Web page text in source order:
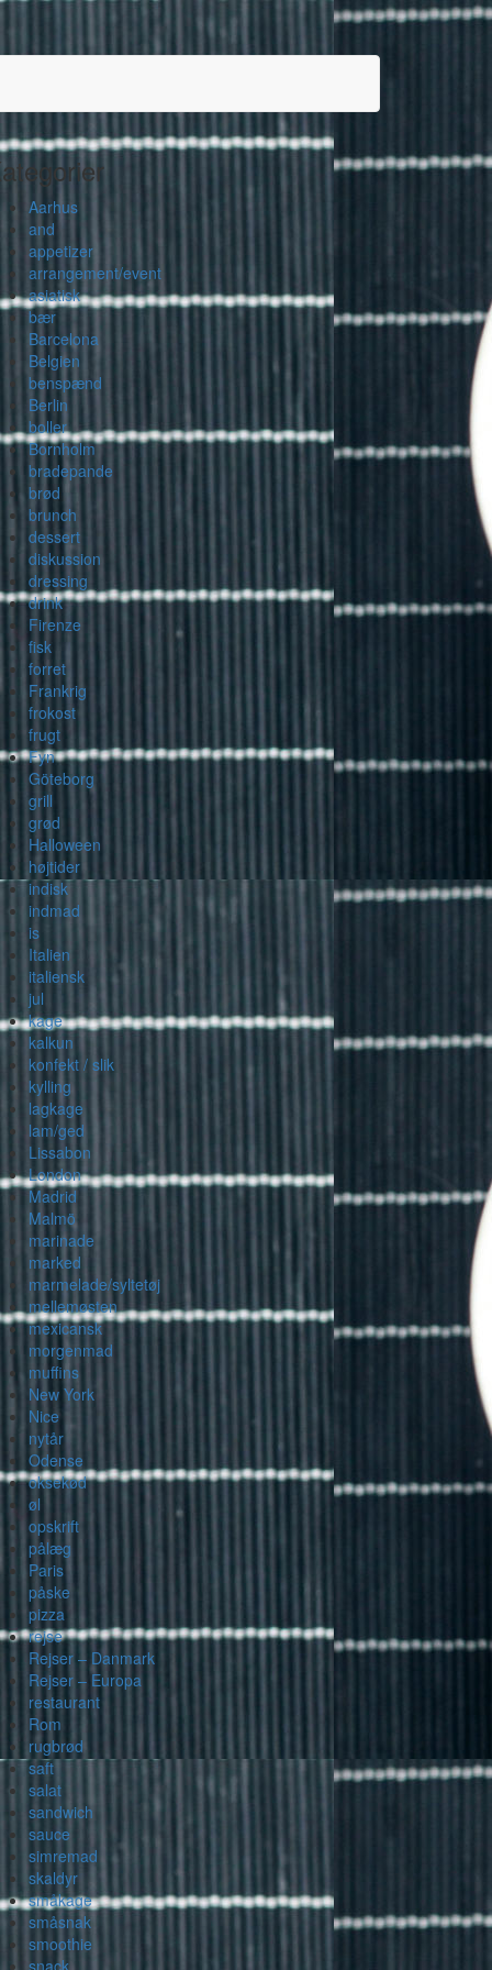
Aarhus
and
appetizer
arrangement/event
asiatisk
bær
Barcelona
Belgien
benspænd
Berlin
boller
Bornholm
bradepande
brød
brunch
dessert
diskussion
dressing
drink
Firenze
fisk
forret
Frankrig
frokost
frugt
Fyn
Göteborg
grill
grød
Halloween
højtider
indisk
indmad
is
Italien
italiensk
jul
kage
kalkun
konfekt / slik
kylling
lagkage
lam/ged
Lissabon
London
Madrid
Malmö
marinade
marked
marmelade/syltetøj
mellemøsten
mexicansk
morgenmad
muffins
New York
Nice
nytår
Odense
oksekød
øl
opskrift
pålæg
Paris
påske
pizza
rejse
Rejser – Danmark
Rejser – Europa
restaurant
Rom
rugbrød
saft
salat
sandwich
sauce
simremad
skaldyr
småkage
småsnak
smoothie
snack